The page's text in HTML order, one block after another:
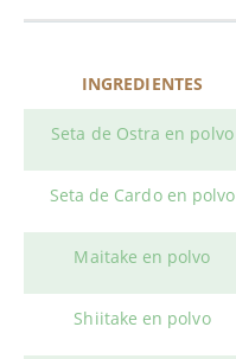
INGREDIENTES
Seta de Ostra en polvo
Seta de Cardo en polvo
Maitake en polvo
Shiitake en polvo